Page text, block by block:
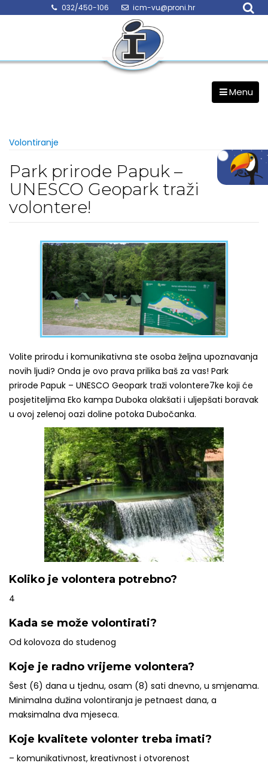
032/450-106 icm-vu@proni.hr
Menu
Volontiranje
Park prirode Papuk –
UNESCO Geopark traži
volontere!
Volite prirodu i komunikativna ste osoba željna upoznavanja
novih ljudi? Onda je ovo prava prilika baš za vas! Park
prirode Papuk – UNESCO Geopark traži volontere7ke koji će
posjetiteljima Eko kampa Duboka olakšati i uljepšati boravak
u ovoj zelenoj oazi doline potoka Dubočanka.
Koliko je volontera potrebno?
4
Kada se može volontirati?
Od kolovoza do studenog
Koje je radno vrijeme volontera?
Šest (6) dana u tjednu, osam (8) sati dnevno, u smjenama.
Minimalna dužina volontiranja je petnaest dana, a
maksimalna dva mjeseca.
Koje kvalitete volonter treba imati?
– komunikativnost, kreativnost i otvorenost